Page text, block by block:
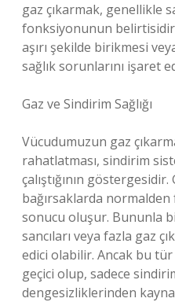
gaz çıkarmak, genellikle
fonksiyonunun
aşırı şekilde birikmesi
sağlık sorunlarını işaret
Gaz ve Sindirim Sağlığı
Vücudumuzun gaz
rahatlatması, sindirim
çalıştığının
bağırsaklarda
sonucu oluşur. Bununla
sancıları veya fazla gaz
edici olabilir. Ancak bu
geçici olup, sadece
dengesizliklerinden